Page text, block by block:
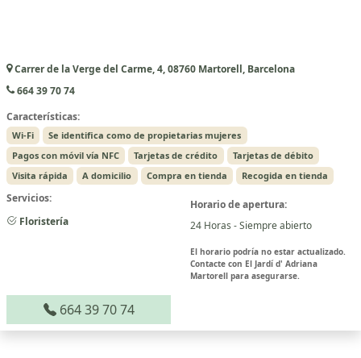
Carrer de la Verge del Carme, 4, 08760 Martorell, Barcelona
664 39 70 74
Características:
Wi-Fi
Se identifica como de propietarias mujeres
Pagos con móvil vía NFC
Tarjetas de crédito
Tarjetas de débito
Visita rápida
A domicilio Compra en tienda Recogida en tienda
Servicios:
Floristería
Horario de apertura:
24 Horas - Siempre abierto
El horario podría no estar actualizado.
Contacte con El Jardí d' Adriana
Martorell para asegurarse.
664 39 70 74